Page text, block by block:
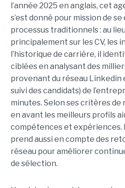
l’année 2025 en anglais, cet
s’est donné pour mission de
processus traditionnels : au
principalement sur les CV, les
l’historique de carrière, il
ciblées en analysant des
provenant du réseau Linkedin
suivi des candidats) de
minutes. Selon ses critères
en avant les meilleurs profils
compétences et expériences.
prend aussi en compte des
réseau pour améliorer
de sélection.